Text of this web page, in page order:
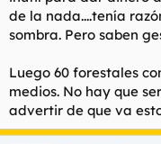
de la nada....tenía
sombra. Pero saben
Luego 60 forestales
medios. No hay que
advertir de que va